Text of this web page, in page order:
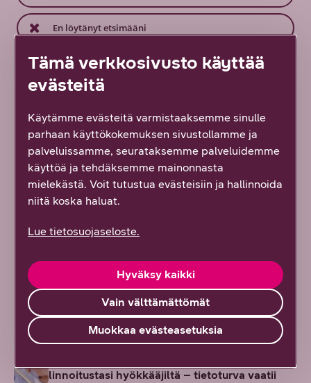
En löytänyt etsimääni
Ei hyödytä, ei vastannut odotuksiani
Samasta aiheesta
Kyberrikoksia, uusia näkökulmia ja
tulevaisuuden teknologiaa! Näitä podcasteja et
voi missata
Tulevaisuudenkestävä verkko on yrityksesi
menestyksen perusta
6/2026DNA Yrityksille
linnoitustasi hyökkääjiltä – tietoturva vaatii
Tämä verkkosivusto käyttää
evästeitä
Käytämme evästeitä varmistaaksemme sinulle
parhaan käyttökokemuksen sivustollamme ja
palveluissamme, seurataksemme palveluidemme
käyttöä ja tehdäksemme mainonnasta
mielekästä. Voit tutustua evästeisiin ja hallinnoida
niitä koska haluat.
Lue tietosuojaseloste.
Vain välttämättömät
Hyväksy kaikki
Muokkaa evästeasetuksia